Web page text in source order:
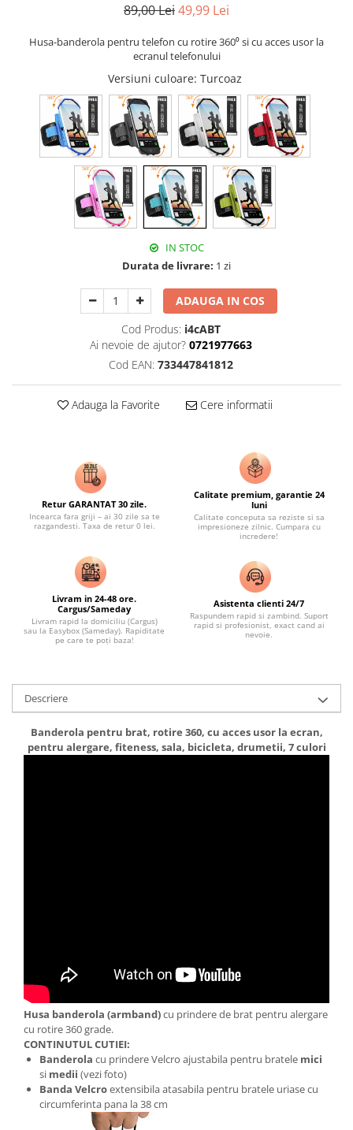
89,00 Lei49,99 Lei
Husa-banderola pentru telefon cu rotire 360⁰ si cu acces usor la
ecranul telefonului
Versiuni culoare: Turcoaz
IN STOC
Durata de livrare: 1 zi
ADAUGA IN COS
Cod Produs: i4cABT
Ai nevoie de ajutor? 0721977663
Cod EAN: 733447841812
Adauga la Favorite Cere informatii
Retur GARANTAT 30 zile.
Incearca fara griji – ai 30 zile sa te
razgandesti. Taxa de retur 0 lei.
Calitate premium, garantie 24
luni
Calitate conceputa sa reziste si sa
impresioneze zilnic. Cumpara cu
incredere!
Livram in 24-48 ore.
Cargus/Sameday
Livram rapid la domiciliu (Cargus)
sau la Easybox (Sameday). Rapiditate
pe care te poți baza!
Asistenta clienti 24/7
Raspundem rapid si zambind. Suport
rapid si profesionist, exact cand ai
nevoie.
Descriere
Banderola pentru brat, rotire 360, cu acces usor la ecran,
pentru alergare, fiteness, sala, bicicleta, drumetii, 7 culori
Husa banderola (armband)cu prindere de brat pentru alergare
cu rotire 360 grade.
CONTINUTUL CUTIEI:
Banderola cu prindere Velcro ajustabila pentru bratele mici
si medii (vezi foto)
Banda Velcroextensibila atasabila pentru bratele uriase cu
circumferinta pana la 38 cm